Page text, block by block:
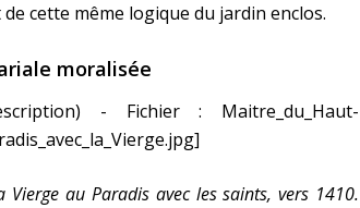
cette même logique du jardin enclos.
moralisée
- Fichier : Maitre_du_Haut-
au Paradis avec les saints, vers 1410.